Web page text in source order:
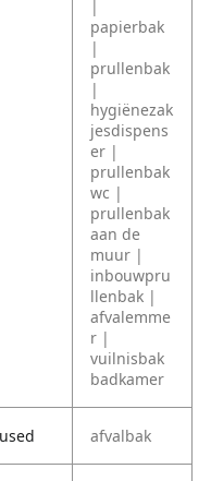
papierbak
|
prullenbak
|
hygiënezak
jesdispens
er |
prullenbak
wc |
prullenbak
aan de
muur |
inbouwpru
llenbak |
afvalemme
r |
vuilnisbak
badkamer
afvalbak